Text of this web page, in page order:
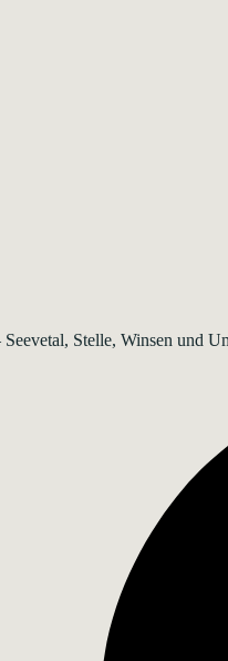
Stelle, Winsen und